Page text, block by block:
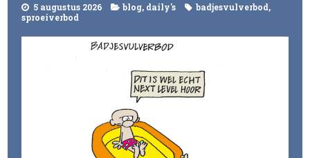
5 augustus 2026 blog, daily's badjesvulverbod,
sproeiverbod